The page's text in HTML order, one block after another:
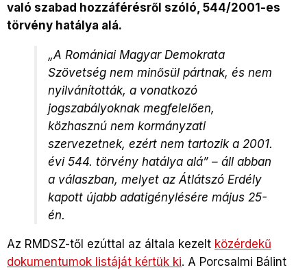
való szabad hozzáférésről szóló, 544/2001-es
törvény hatálya alá.
„A Romániai Magyar Demokrata
Szövetség nem minősül pártnak, és nem
nyilvánították, a vonatkozó
jogszabályoknak megfelelően,
közhasznú nem kormányzati
szervezetnek, ezért nem tartozik a 2001.
évi 544. törvény hatálya alá” – áll abban
a válaszban, melyet az Átlátszó Erdély
kapott újabb adatigénylésére május 25-
én.
Az RMDSZ-től ezúttal az általa kezelt közérdekű
dokumentumok listáját kértük ki. A Porcsalmi Bálint